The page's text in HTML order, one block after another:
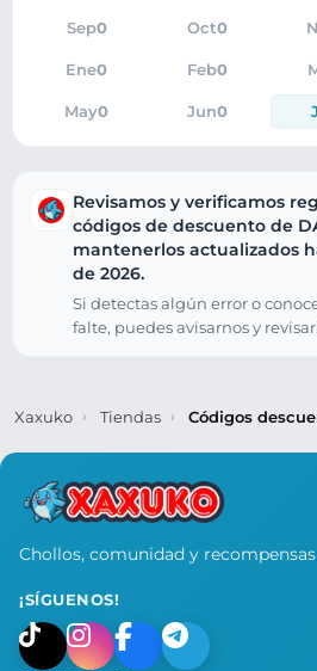
Sep0 Oct0
Ene0 Feb0
May0 Jun0
Revisamos y verificamos
códigos de descuento de
mantenerlos actualizados
de 2026.
Si detectas algún error o
falte, puedes avisarnos y
Xaxuko Tiendas Códigos
Chollos, comunidad y
¡SÍGUENOS!